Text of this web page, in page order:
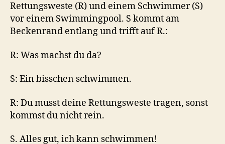
Rettungsweste (R) und einem Schwimmer (S)
vor einem Swimmingpool. S kommt am
Beckenrand entlang und trifft auf R.:
R: Was machst du da?
S: Ein bisschen schwimmen.
R: Du musst deine Rettungsweste tragen, sonst
kommst du nicht rein.
S. Alles gut, ich kann schwimmen!